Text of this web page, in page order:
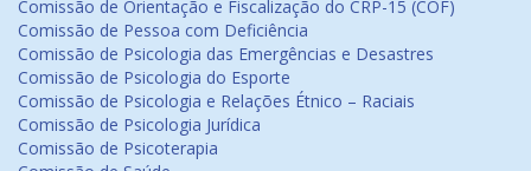
Comissão de Orientação e Fiscalização do CRP-15 (COF)
Comissão de Pessoa com Deficiência
Comissão de Psicologia das Emergências e Desastres
Comissão de Psicologia do Esporte
Comissão de Psicologia e Relações Étnico – Raciais
Comissão de Psicologia Jurídica
Comissão de Psicoterapia